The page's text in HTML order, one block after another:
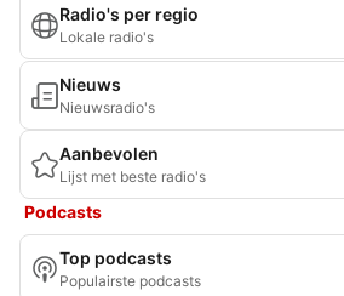
Radio's per regio
Lokale radio's
Nieuws
Nieuwsradio's
Aanbevolen
Lijst met beste radio's
Podcasts
Top podcasts
Populairste podcasts